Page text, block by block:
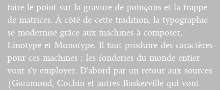
faire le point sur la gravure de poinçons et la frappe
de matrices. À côté de cette tradition, la typographie
se modernise grâce aux machines à composer,
Linotype et Monotype. Il faut produire des caractères
pour ces machines ; les fonderies du monde entier
vont s'y employer. D'abord par un retour aux sources
(Garamond, Cochin et autres Baskerville qui vont